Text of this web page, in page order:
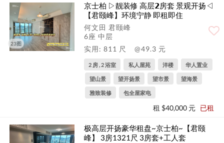
23图
京士柏 ▷靓装修 高层𝟮房套 景观开扬◁
【君颐峰】环境宁静 即租即住
何文田 君颐峰
6座 中层
实用: 811 尺
@49.3 元
2 房 , 2 浴室 私人屋苑 洋楼 华人置业
望山景 望开扬景 望市景 望海景
雅致装修 包全屋家电
租 $40,000 元 已租
极高层开扬豪华租盘~京士柏~【君颐
峰】 3房1321尺 3房套+工人套